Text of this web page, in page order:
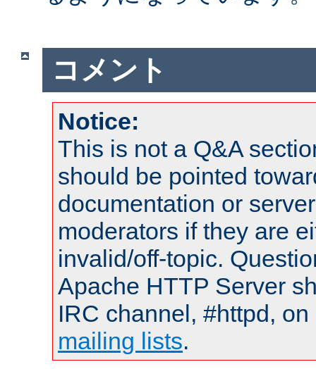
コメント
Notice:
This is not a Q&A
should be pointed
documentation or
moderators if they are
invalid/off-topic.
Apache HTTP Server
IRC channel, #httpd,
mailing lists.